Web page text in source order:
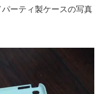
ーティ製ケースの写真